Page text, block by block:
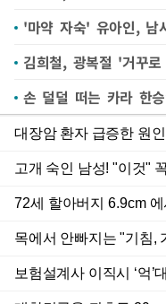
'마약 자숙' 유아인, 남
김희철, 광복절 '거꾸
손 덜덜 떠는 카라 한